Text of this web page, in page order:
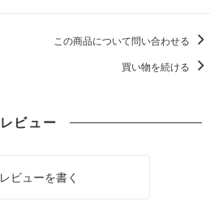
この商品について問い合わせる
買い物を続ける
レビュー
レビューを書く